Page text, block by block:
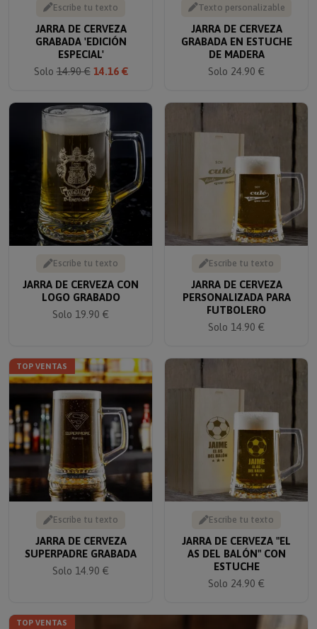
Escribe tu texto
JARRA DE CERVEZA
GRABADA 'EDICIÓN
ESPECIAL'
Solo14.90 € 14.16 €
Texto personalizable
JARRA DE CERVEZA
GRABADA EN ESTUCHE
DE MADERA
Solo 24.90 €
Escribe tu texto
JARRA DE CERVEZA CON
LOGO GRABADO
Solo 19.90 €
Escribe tu texto
JARRA DE CERVEZA
PERSONALIZADA PARA
FUTBOLERO
Solo 14.90 €
TOP VENTAS
Escribe tu texto
JARRA DE CERVEZA
SUPERPADRE GRABADA
Solo 14.90 €
Escribe tu texto
JARRA DE CERVEZA "EL
AS DEL BALÓN" CON
ESTUCHE
Solo 24.90 €
TOP VENTAS